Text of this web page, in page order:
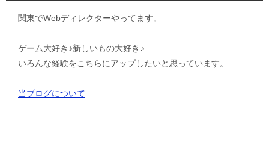
関東でWebディレクターやってます。
ゲーム大好き♪新しいもの大好き♪
いろんな経験をこちらにアップしたいと思っています。
当ブログについて